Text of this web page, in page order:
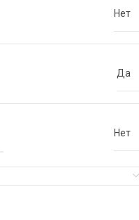
Нет
Да
Нет